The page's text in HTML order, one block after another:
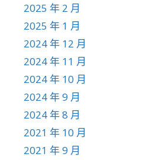
2025 年 2 月
2025 年 1 月
2024 年 12 月
2024 年 11 月
2024 年 10 月
2024 年 9 月
2024 年 8 月
2021 年 10 月
2021 年 9 月